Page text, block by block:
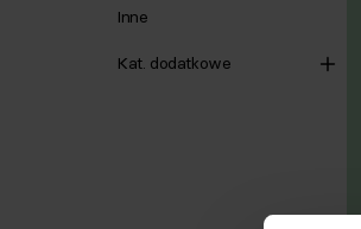
Inne
Kat. dodatkowe